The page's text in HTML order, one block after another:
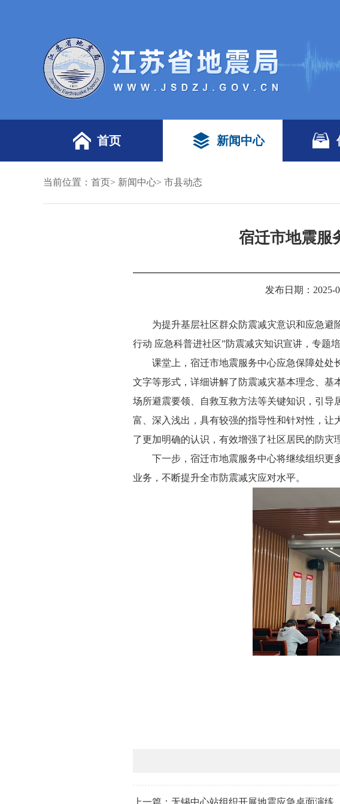
首页 新闻中心
当前位置： 首页> 新闻中心> 市县动态
宿迁市地震服
发布日期：2025-
为提升基层社区群众防震减灾意识和应急避
行动 应急科普进社区”防震减灾知识宣讲，专题
课堂上，宿迁市地震服务中心应急保障处处
文字等形式，详细讲解了防震减灾基本理念、基
场所避震要领、自救互救方法等关键知识，引
富、深入浅出，具有较强的指导性和针对性，
了更加明确的认识，有效增强了社区居民的防灾
下一步，宿迁市地震服务中心将继续组织更
业务，不断提升全市防震减灾应对水平。
上一篇：无锡中心站组织开展地震应急桌面演练